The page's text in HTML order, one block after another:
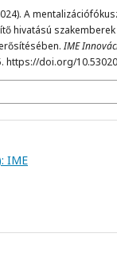
A
hivatású szakemberek
IME
https://doi.org/
IME